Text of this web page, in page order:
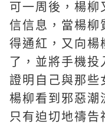
可一周後，楊柳
信信息，當楊柳
得通紅，又向楊
了，並將手機投
證明自己與那些
楊柳看到邪惡潮
只有迫切地禱告